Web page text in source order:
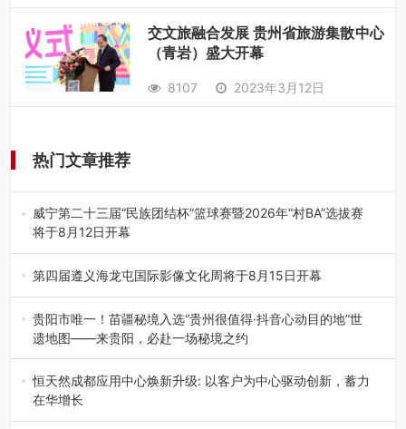
交文旅融合发展 贵州省旅游集散中心
（青岩）盛大开幕
8107 2023年3月12日
热门文章推荐
威宁第二十三届“民族团结杯”篮球赛暨2026年“村BA”选拔赛
将于8月12日开幕
8月7日，威宁彝族回族苗族自治县第二十三届“民族团结
杯”篮球赛暨2026年“村B…
第四届遵义海龙屯国际影像文化周将于8月15日开幕
8月7日，第四届遵义海龙屯国际影像文化周媒体通气会在世
界文化遗产地海龙屯核心景区…
贵阳市唯一！苗疆秘境入选“贵州很值得·抖音心动目的地”世
遗地图——来贵阳，必赴一场秘境之约
2026年7月21日，2026年“贵州很值得”暨抖音“心动目的
地”（贵州站）主题…
恒天然成都应用中心焕新升级: 以客户为中心驱动创新，蓄力
在华增长
融合全球研发实力与本土洞察，深化客户共创，赋能西南市